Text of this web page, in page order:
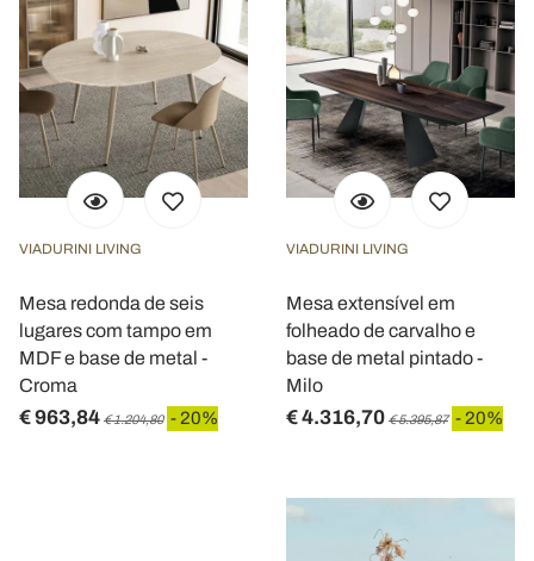
VIADURINI LIVING
Mesa redonda de seis
lugares com tampo em
MDF e base de metal -
Croma
€ 963,84 € 1.204,80 - 20%
VIADURINI LIVING
Mesa extensível em
folheado de carvalho e
base de metal pintado -
Milo
€ 4.316,70 € 5.395,87 - 20%